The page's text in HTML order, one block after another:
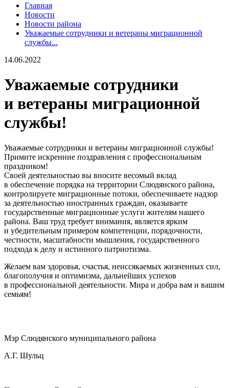
Главная
Новости
Новости района
Уважаемые сотрудники и ветераны миграционной
службы...
14.06.2022
Уважаемые сотрудники
и ветераны миграционной
службы!
Уважаемые сотрудники и ветераны миграционной службы!
Примите искренние поздравления с профессиональным
праздником!
Своей деятельностью вы вносите весомый вклад
в обеспечение порядка на территории Слюдянского района,
контролируете миграционные потоки, обеспечиваете надзор
за деятельностью иностранных граждан, оказываете
государственные миграционные услуги жителям нашего
района. Ваш труд требует внимания, является ярким
и убедительным примером компетенции, порядочности,
честности, масштабности мышления, государственного
подхода к делу и истинного патриотизма.
Желаем вам здоровья, счастья, неиссякаемых жизненных сил,
благополучия и оптимизма, дальнейших успехов
в профессиональной деятельности. Мира и добра вам и вашим
семьям!
Мэр Слюдянского муниципального района
А.Г. Шульц